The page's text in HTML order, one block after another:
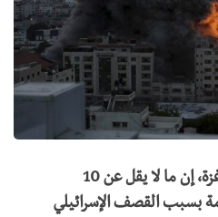
أعلنت وزارة الصحة في قطاع غزة، إن ما لا يقل عن 10
القصف الإسرائيلي